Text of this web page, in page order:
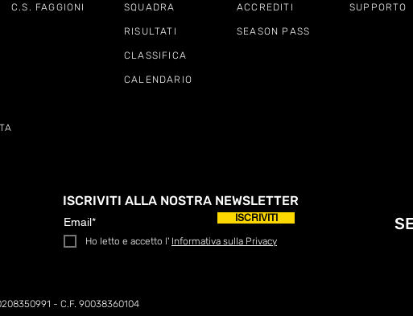
C.S. FAGGIONI SQUADRA ACCREDITI SUPPORTO
RISULTATI SEASON PASS
CLASSIFICA
CALENDARIO
ISCRIVITI ALLA NOSTRA NEWSLETTER
ISCRIVITI
Ho letto e accetto l' Informativa sulla Privacy
- C.F. 90038360104